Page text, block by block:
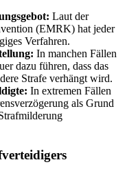
Laut der
(EMRK) hat jeder
Verfahren.
In manchen Fällen
dazu führen, dass das
Strafe verhängt wird.
In extremen Fällen
als Grund